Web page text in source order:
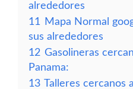
alrededores
11
Mapa Normal
sus alrededores
12 Gasolineras
Panama:
13 Talleres cercanos